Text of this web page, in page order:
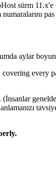
sürm
aylar